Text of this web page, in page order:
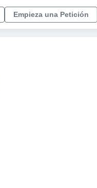
Empieza una Petición